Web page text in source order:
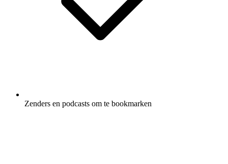
Zenders en podcasts om te bookmarken